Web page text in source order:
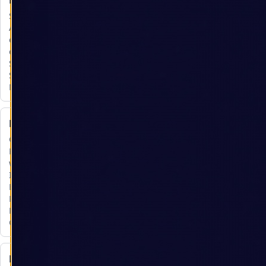
Speichert Ihre
Auswahl und
ermöglicht technisch
erforderliche
Sitzungs- und
Sicherheitsfunktionen.
Nicht abwählbar.
Externe Medien
Google Maps auf der
Kontaktseite. Dabei
werden mindestens
IP-Adresse,
Browserdaten,
Referrer sowie
Kartenaufrufe an
Google übermittelt.
Externer Spam-